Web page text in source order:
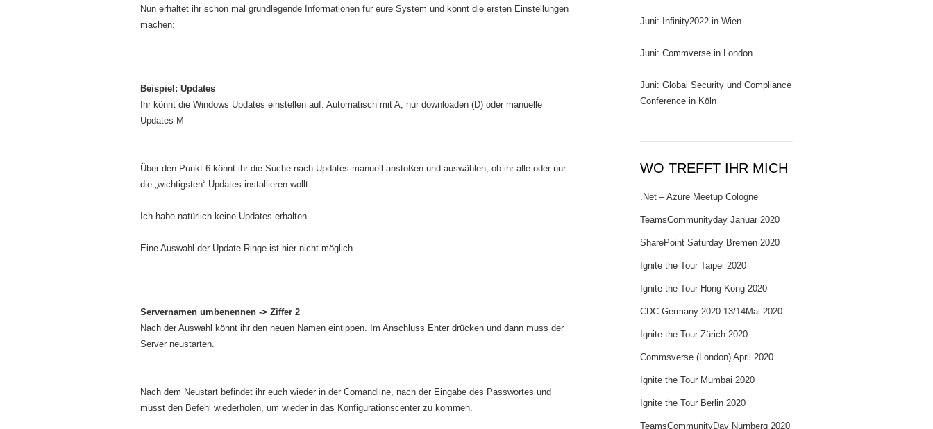
Nun erhaltet ihr schon mal grundlegende Informationen für eure System und könnt die ersten Einstellungen
machen:
Beispiel: Updates
Ihr könnt die Windows Updates einstellen auf: Automatisch mit A, nur downloaden (D) oder manuelle
Updates M
Über den Punkt 6 könnt ihr die Suche nach Updates manuell anstoßen und auswählen, ob ihr alle oder nur
die „wichtigsten“ Updates installieren wollt.
Ich habe natürlich keine Updates erhalten.
Eine Auswahl der Update Ringe ist hier nicht möglich.
Servernamen umbenennen -> Ziffer 2
Nach der Auswahl könnt ihr den neuen Namen eintippen. Im Anschluss Enter drücken und dann muss der
Server neustarten.
Nach dem Neustart befindet ihr euch wieder in der Comandline, nach der Eingabe des Passwortes und
müsst den Befehl wiederholen, um wieder in das Konfigurationscenter zu kommen.
Juni: Infinity2022 in Wien
Juni: Commverse in London
Juni: Global Security und Compliance
Conference in Köln
WO TREFFT IHR MICH
.Net – Azure Meetup Cologne
TeamsCommunityday Januar 2020
SharePoint Saturday Bremen 2020
Ignite the Tour Taipei 2020
Ignite the Tour Hong Kong 2020
CDC Germany 2020 13/14Mai 2020
Ignite the Tour Zürich 2020
Commsverse (London) April 2020
Ignite the Tour Mumbai 2020
Ignite the Tour Berlin 2020
TeamsCommunityDay Nürnberg 2020